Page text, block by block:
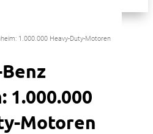
1.000.000 Heavy-Duty-Motoren
1.000.000
Motoren